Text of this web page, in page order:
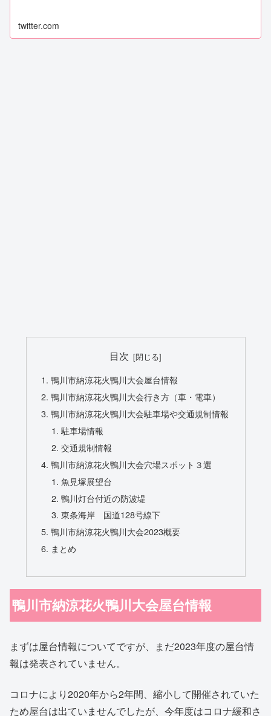
twitter.com
目次
鴨川市納涼花火鴨川大会屋台情報
鴨川市納涼花火鴨川大会行き方（車・電車）
鴨川市納涼花火鴨川大会駐車場や交通規制情報
駐車場情報
交通規制情報
鴨川市納涼花火鴨川大会穴場スポット３選
魚見塚展望台
鴨川灯台付近の防波堤
東条海岸 国道128号線下
鴨川市納涼花火鴨川大会2023概要
まとめ
鴨川市納涼花火鴨川大会屋台情報
まずは屋台情報についてですが、まだ2023年度の屋台情
報は発表されていません。
コロナにより2020年から2年間、縮小して開催されていた
ため屋台は出ていませんでしたが、今年度はコロナ緩和さ